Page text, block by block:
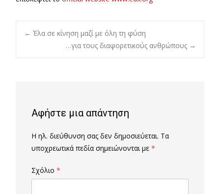
Post
← Έλα σε κίνηση μαζί με όλη τη φύση
…για τους διαφορετικούς ανθρώπους →
Αφήστε μια απάντηση
Η ηλ. διεύθυνση σας δεν δημοσιεύεται. Τα
υποχρεωτικά πεδία σημειώνονται με *
Σχόλιο *